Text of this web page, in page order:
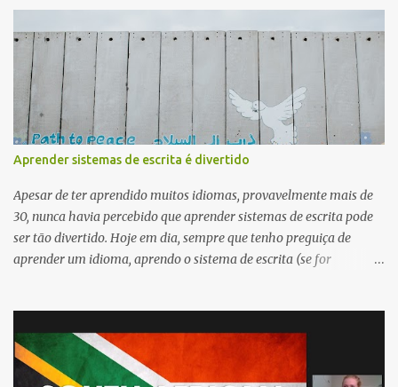
diferenças podem ser tão distantes como as diferenças entre o
inglês e o alemão. Por exemplo, uma pessoa que fala mandarim
não compreenderá automaticamente cantonense, tal como um
falante de inglês não consegue compreender alemão. Isto mostra
que estas são línguas distintas, e não apenas "dialetos" de uma
língua. Então porque são chamados de "dialetos"? Parte da razão é
política e histórica. O governo chinês promove o mandarim como
língua nacional para unificar o país. Chamar "dialetos" às outras ...
Aprender sistemas de escrita é divertido
Apesar de ter aprendido muitos idiomas, provavelmente mais de
30, nunca havia percebido que aprender sistemas de escrita pode
ser tão divertido. Hoje em dia, sempre que tenho preguiça de
aprender um idioma, aprendo o sistema de escrita (se for